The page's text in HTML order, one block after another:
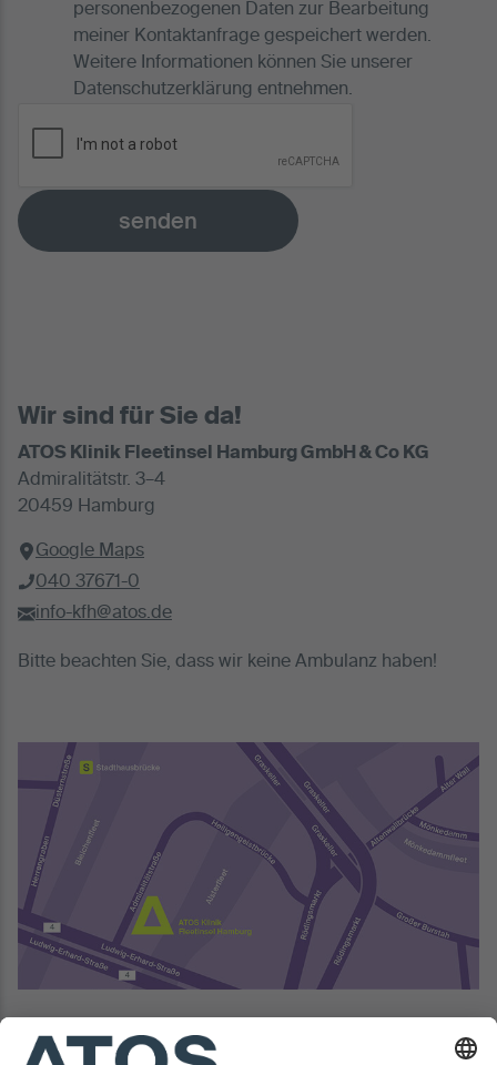
personenbezogenen Daten zur Bearbeitung
meiner Kontaktanfrage gespeichert werden.
Weitere Informationen können Sie unserer
Datenschutzerklärung entnehmen.
senden
Wir sind für Sie da!
ATOS Klinik Fleetinsel Hamburg GmbH & Co KG
Admiralitätstr. 3–4
20459 Hamburg
Google Maps
040 37671-0
info-kfh@atos.de
Bitte beachten Sie, dass wir keine Ambulanz haben!